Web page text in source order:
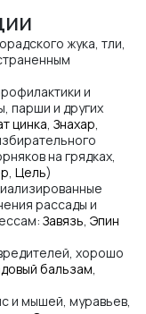
жука, тли,
и
парши и других
цинка, Знахар,
на грядках,
, Цель)
рассады и
Завязь, Эпин
хорошо
бальзам,
и мышей, муравьев,